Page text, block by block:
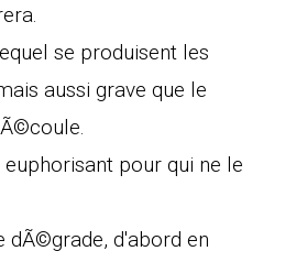
se produisent les
aussi grave que le
pour qui ne le
dÃ©grade, d'abord en